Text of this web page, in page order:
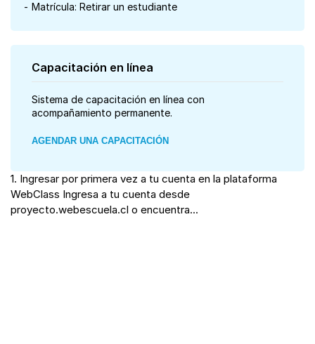
Matrícula: Retirar un estudiante
Capacitación en línea
Sistema de capacitación en línea con
acompañamiento permanente.
AGENDAR UNA CAPACITACIÓN
1. Ingresar por primera vez a tu cuenta en la plataforma
WebClass Ingresa a tu cuenta desde
proyecto.webescuela.cl o encuentra...